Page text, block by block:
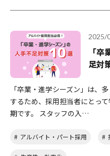
2025/
「
足対
「卒業・進学シーズン」は、
するため、採用担当者にとっ
期です。 スタッフの入…
アルバイト・パート採用